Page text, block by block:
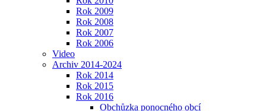
Rok 2009
Rok 2008
Rok 2007
Rok 2006
Video
Archiv 2014-2024
Rok 2014
Rok 2015
Rok 2016
Obchůzka ponocného obcí